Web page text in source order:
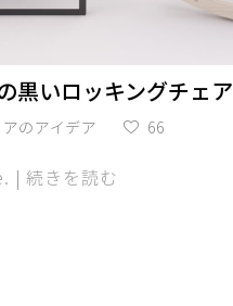
黒いロッキングチェア
のアイデア 66
| 続きを読む